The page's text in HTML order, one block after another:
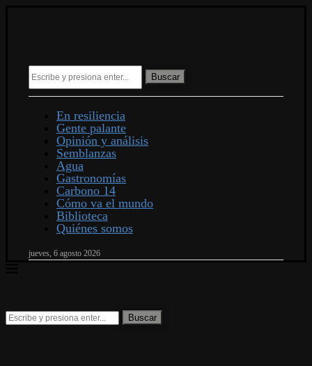
Buscar
En resiliencia
Gente palante
Opinión y análisis
Semblanzas
Agua
Gastronomías
Carbono 14
Cómo va el mundo
Biblioteca
Quiénes somos
jueves, 6 agosto 2026